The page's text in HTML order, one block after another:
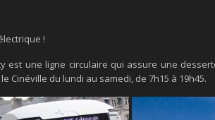
!
est une ligne circulaire qui assure une
Cinéville du lundi au samedi, de 7h15 à 19h45.